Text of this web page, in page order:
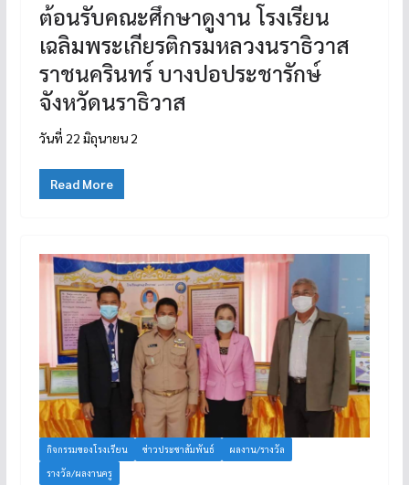
ต้อนรับคณะศึกษาดูงาน โรงเรียน
เฉลิมพระเกียรติกรมหลวงนราธิวาส
ราชนครินทร์ บางปอประชารักษ์
จังหวัดนราธิวาส
วันที่ 22 มิถุนายน 2
Read More
กิจกรรมของโรงเรียน ข่าวประชาสัมพันธ์
ผลงาน/รางวัล
รางวัล/ผลงานครู